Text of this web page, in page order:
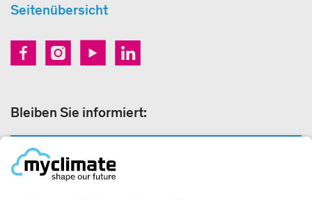
Seitenübersicht
Bleiben Sie informiert: